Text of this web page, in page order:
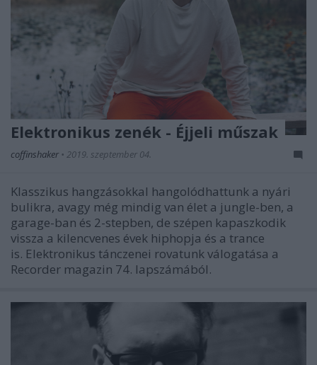
Elektronikus zenék - Éjjeli műszak
coffinshaker • 2019. szeptember 04.
Klasszikus hangzásokkal hangolódhattunk a nyári
bulikra, avagy még mindig van élet a jungle-ben, a
garage-ban és 2-stepben, de szépen kapaszkodik
vissza a kilencvenes évek hiphopja és a trance
is. Elektronikus tánczenei rovatunk válogatása a
Recorder magazin 74. lapszámából.